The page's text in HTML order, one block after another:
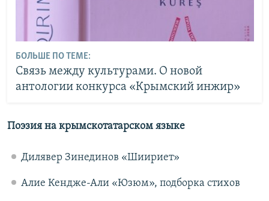
БОЛЬШЕ ПО ТЕМЕ:
Связь между культурами. О новой
антологии конкурса «Крымский инжир»
Поэзия на крымскотатарском языке
Дилявер Зинединов «Шиириет»
Алие Кендже-Али «Юзюм», подборка стихов